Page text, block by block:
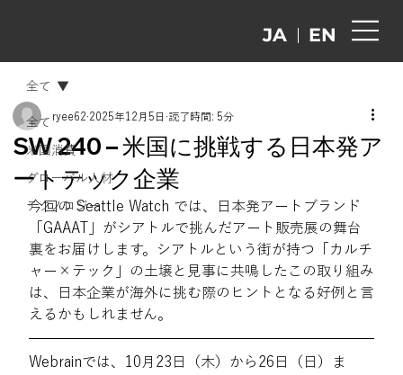
全て
米国消費
グローバル人材
テクノロジー
全て
SW 240 – 米国に挑戦する日本発ア
ートテック企業
ryee62 2025年12月5日 読了時間: 5分
今回の Seattle Watch では、日本発アートブランド
「GAAAT」がシアトルで挑んだアート販売展の舞台
裏をお届けします。シアトルという街が持つ「カルチ
ャー×テック」の土壌と見事に共鳴したこの取り組み
は、日本企業が海外に挑む際のヒントとなる好例と言
えるかもしれません。
Webrainでは、10月23日（木）から26日（日）ま
JA EN